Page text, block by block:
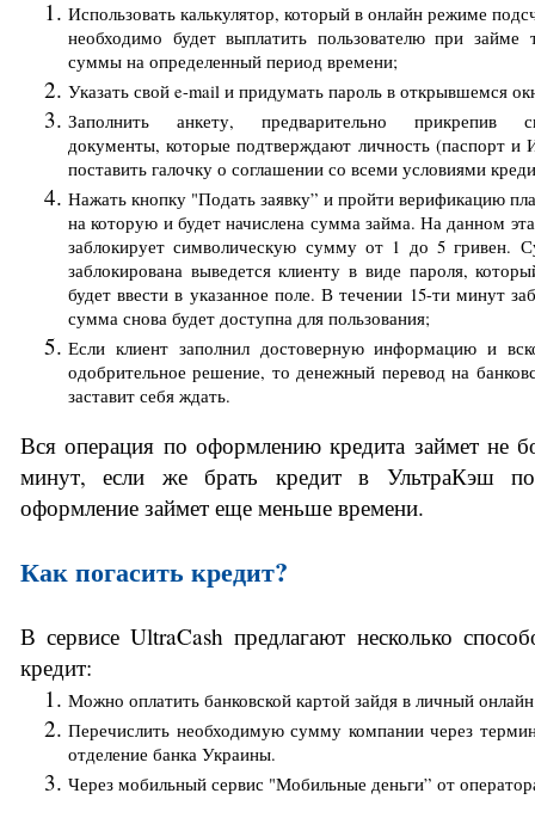
Использовать калькулятор, который в онлайн режиме
необходимо будет выплатить пользователю при
суммы на определенный период времени;
Указать свой e-mail и придумать пароль в открывшемся
Заполнить анкету, предварительно прикрепив
документы, которые подтверждают личность (паспорт
поставить галочку о соглашении со всеми условиями
Нажать кнопку "Подать заявку” и пройти верификацию
на которую и будет начислена сумма займа. На данном
заблокирует символическую сумму от 1 до 5 гривен.
заблокирована выведется клиенту в виде пароля,
будет ввести в указанное поле. В течении 15-ти минут
сумма снова будет доступна для пользования;
Если клиент заполнил достоверную информацию и
одобрительное решение, то денежный перевод на
заставит себя ждать.
Вся операция по оформлению кредита займет не
минут, если же брать кредит в УльтраКэш
оформление займет еще меньше времени.
Как погасить кредит?
В сервисе UltraCash предлагают несколько
кредит:
Можно оплатить банковской картой зайдя в личный
Перечислить необходимую сумму компании через
отделение банка Украины.
Через мобильный сервис "Мобильные деньги” от